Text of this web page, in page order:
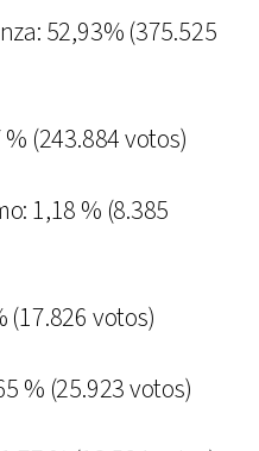
52,93% (375.525
(243.884 votos)
1,18 % (8.385
(17.826 votos)
% (25.923 votos)